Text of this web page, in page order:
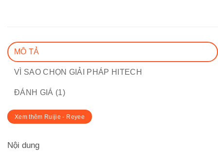
MÔ TẢ
VÌ SAO CHỌN GIẢI PHÁP HITECH
ĐÁNH GIÁ (1)
Xem thêm Ruijie - Reyee
Nội dung